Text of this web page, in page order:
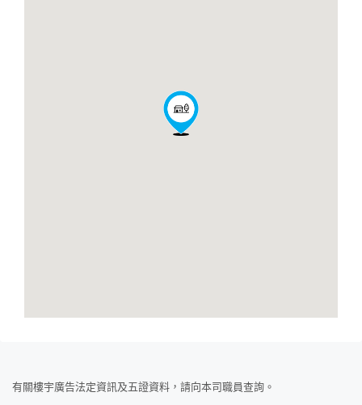
有關樓宇廣告法定資訊及五證資料，請向本司職員查詢。